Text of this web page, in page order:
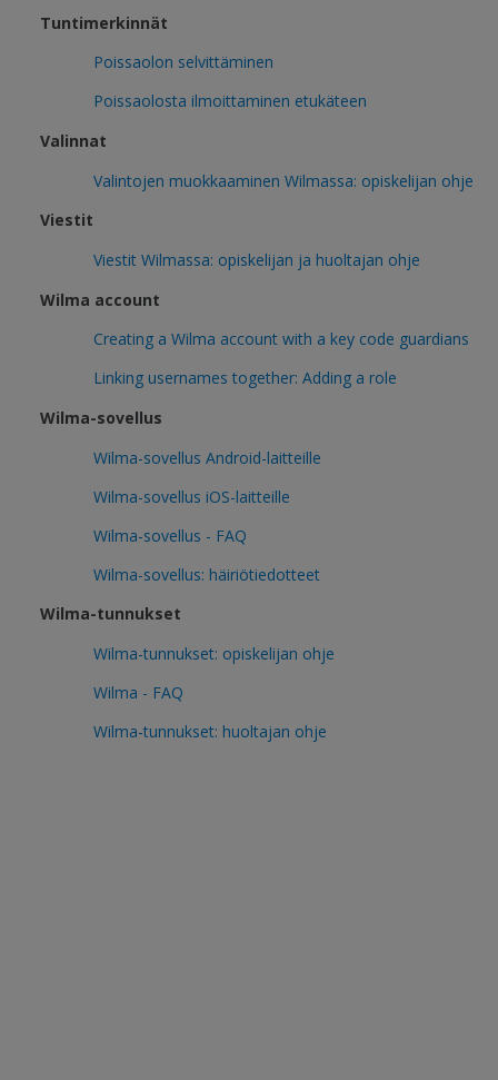
Tuntimerkinnät
Poissaolon selvittäminen
Poissaolosta ilmoittaminen etukäteen
Valinnat
Valintojen muokkaaminen Wilmassa: opiskelijan ohje
Viestit
Viestit Wilmassa: opiskelijan ja huoltajan ohje
Wilma account
Creating a Wilma account with a key code guardians
Linking usernames together: Adding a role
Wilma-sovellus
Wilma-sovellus Android-laitteille
Wilma-sovellus iOS-laitteille
Wilma-sovellus - FAQ
Wilma-sovellus: häiriötiedotteet
Wilma-tunnukset
Wilma-tunnukset: opiskelijan ohje
Wilma - FAQ
Wilma-tunnukset: huoltajan ohje